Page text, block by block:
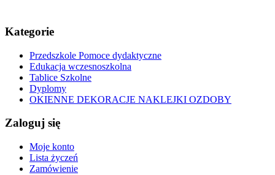
Kategorie
Przedszkole Pomoce dydaktyczne
Edukacja wczesnoszkolna
Tablice Szkolne
Dyplomy
OKIENNE DEKORACJE NAKLEJKI OZDOBY
Zaloguj się
Moje konto
Lista życzeń
Zamówienie